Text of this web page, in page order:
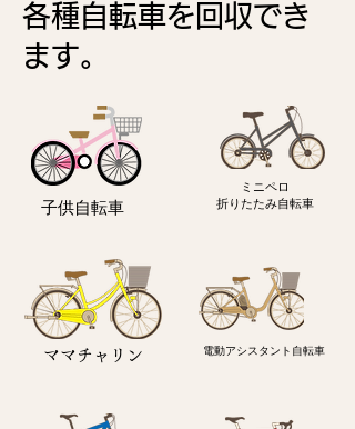
各種自転車を回収でき
ます。
子供自転車
ミニペロ
​折りたたみ自転車
ママチャリン 電動アシスタント自転車